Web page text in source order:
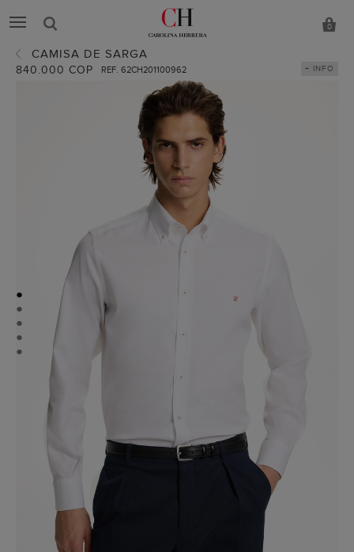
0
CAMISA DE SARGA
840.000 COP REF. 62CH201100962 + INFO
●
●
●
●
●